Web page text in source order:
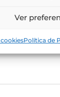
Ver
Política de